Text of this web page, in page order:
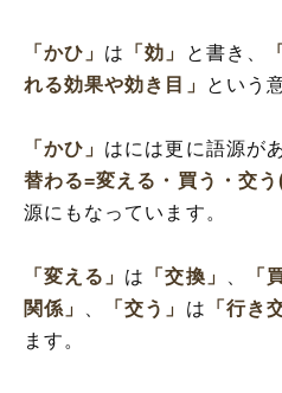
「かひ」 は 「効」 と書き、
れる効果や効き目」
という
「かひ」 はには更に語源が
替わる=変える・買う・交う
源にもなっています。
「変える」 は 「交換」 「
関係」
「交う」 は 「行き
ます。